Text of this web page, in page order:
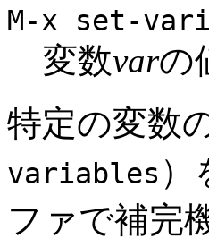
M-x set-
変数varの
特定の変数
variables ）
ファで補完